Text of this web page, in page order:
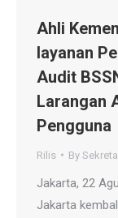
Ahli
layanan
Audit
Larangan
Pengguna
Rilis By
Jakarta, 22
Jakarta